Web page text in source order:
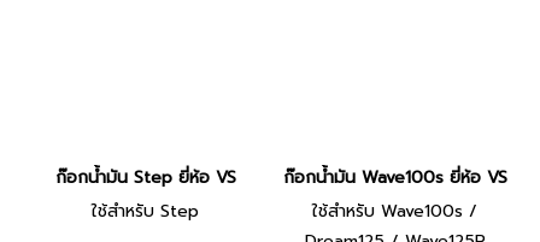
ก๊อกน้ำมัน Step ยี่ห้อ VS
ใช้สำหรับ Step
ก๊อกน้ำมัน Wave100s ยี่ห้อ VS
ใช้สำหรับ Wave100s /